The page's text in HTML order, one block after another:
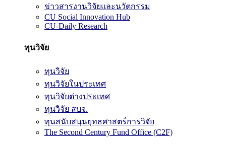
ข่าวสารงานวิจัยและนวัตกรรม
CU Social Innovation Hub
CU-Daily Research
ทุนวิจัย
ทุนวิจัย
ทุนวิจัยในประเทศ
ทุนวิจัยต่างประเทศ
ทุนวิจัย สบจ.
ทุนสนับสนุนยุทธศาสตร์การวิจัย
The Second Century Fund Office (C2F)